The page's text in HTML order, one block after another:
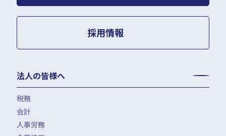
採用情報
法人の皆様へ
税務
月次決算・税務顧問・税務申告書作成
税務調査対応（会計・税務）
会計
BPO・会計アウトソーシング
人事労務